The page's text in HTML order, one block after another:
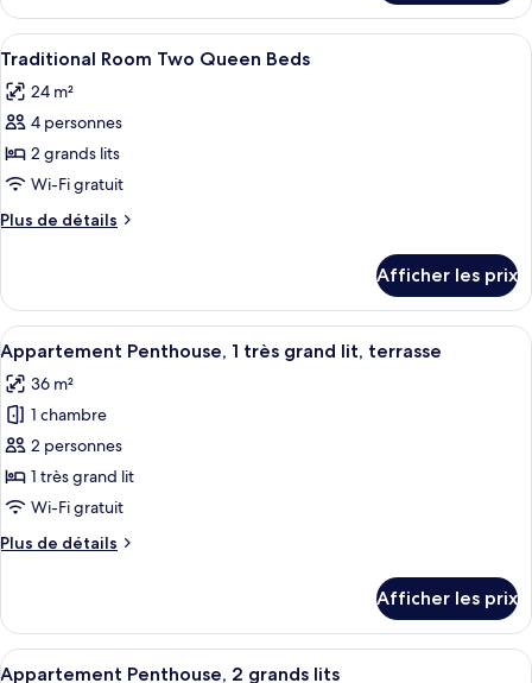
luxe
Appartement
de
luxe
Afficher
toutes
les
photos
pour
ce
type
de
Traditional
Room
Two
Queen
Beds
Une chambre d’hôtel avec un lit, un
9
Traditional Room Two Queen Beds
24 m²
4 personnes
2 grands lits
Wi-Fi gratuit
Plus de détails
Plus
Traditional
Room
Two
Queen
Beds
Afficher les prix
Afficher
toutes
les
photos
pour
ce
type
chambre :
très
Une chambre d’hôtel moderne
8
Appartement Penthouse, 1 très grand lit, terrasse
36 m²
1 chambre
2 personnes
1 très grand lit
Wi-Fi gratuit
Plus de détails
Plus
Appartement
Penthouse,
1
Afficher les prix
Afficher
Une chambre d’hôtel avec deux lits,
6
Appartement Penthouse, 2 grands lits